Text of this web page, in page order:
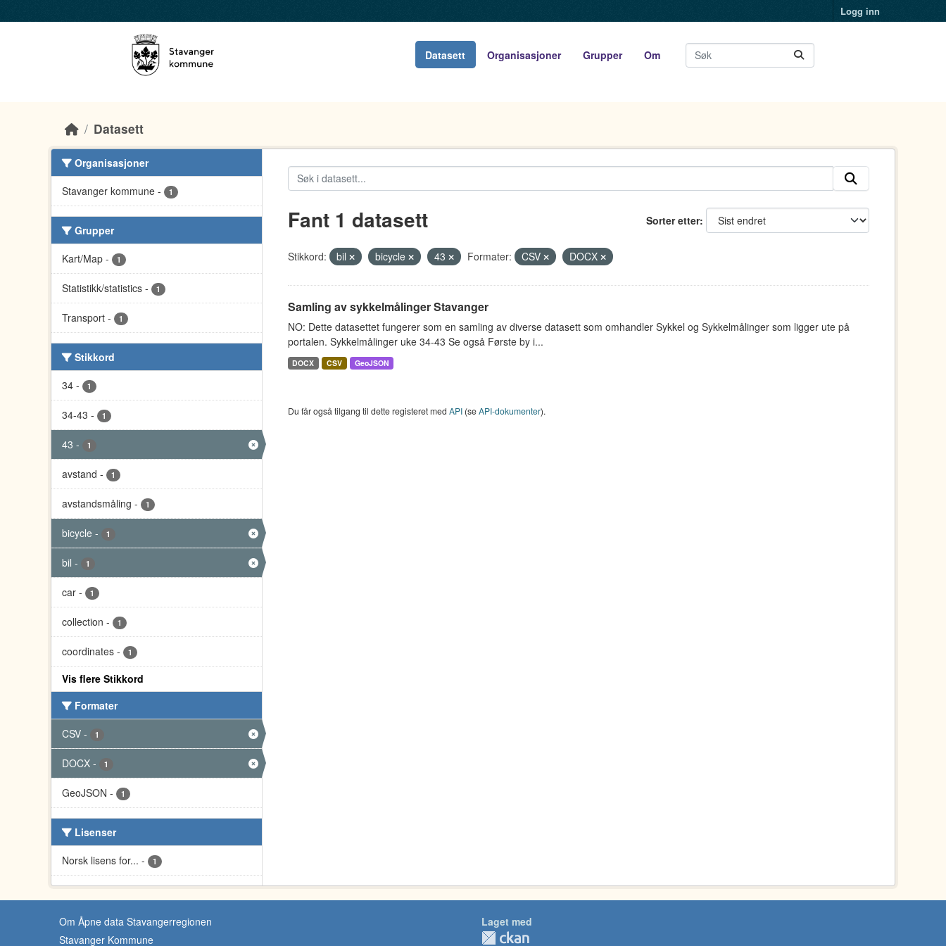
Logg inn
Datasett Organisasjoner Grupper Om
Datasett
Organisasjoner
Stavanger kommune - 1
Grupper
Kart/Map - 1
Statistikk/statistics - 1
Transport - 1
Stikkord
34 - 1
34-43 - 1
43 - 1
avstand - 1
avstandsmåling - 1
bicycle - 1
bil - 1
car - 1
collection - 1
coordinates - 1
Vis flere Stikkord
Formater
CSV - 1
DOCX - 1
GeoJSON - 1
Lisenser
Norsk lisens for... - 1
Sorter etter
Fant 1 datasett
Stikkord: bil bicycle 43 Formater: CSV DOCX
Samling av sykkelmålinger Stavanger
NO: Dette datasettet fungerer som en samling av diverse datasett som omhandler Sykkel og Sykkelmålinger som ligger ute på
portalen. Sykkelmålinger uke 34-43 Se også Første by i...
DOCX CSV GeoJSON
Du får også tilgang til dette registeret med API(seAPI-dokumenter).
Om Åpne data Stavangerregionen
Stavanger Kommune
Laget med